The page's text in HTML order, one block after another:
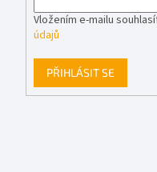
Vložením e-mailu
údajů
PŘIHLÁSIT SE